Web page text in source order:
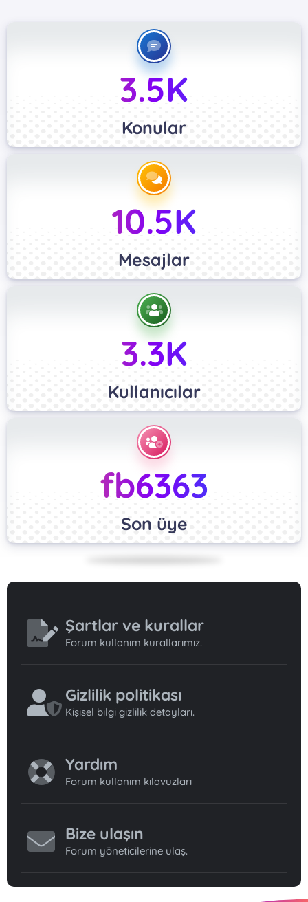
3.5K
Konular
10.5K
Mesajlar
3.3K
Kullanıcılar
fb6363
Son üye
Şartlar ve kurallar
Forum kullanım kurallarımız.
Gizlilik politikası
Kişisel bilgi gizlilik detayları.
Yardım
Forum kullanım kılavuzları
Bize ulaşın
Forum yöneticilerine ulaş.